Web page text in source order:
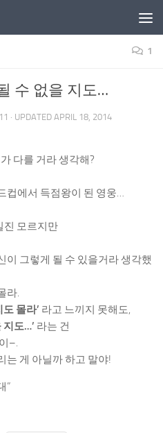
1
수 없을 지도…
· UPDATED APRIL 18, 2014
다를 거라 생각해?
컵에서 득점왕이 된 영웅…
진 모르지만
이 그렇게 될 수 있을거라 생각했
라.
몰라’ 라고 느끼지 못해도,
지도…’ 라는 건
–.
는 게 아닐까 하고 말야!
”